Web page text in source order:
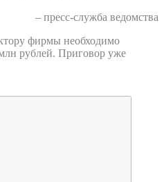
– пресс-служба ведомства
фирмы необходимо
рублей. Приговор уже